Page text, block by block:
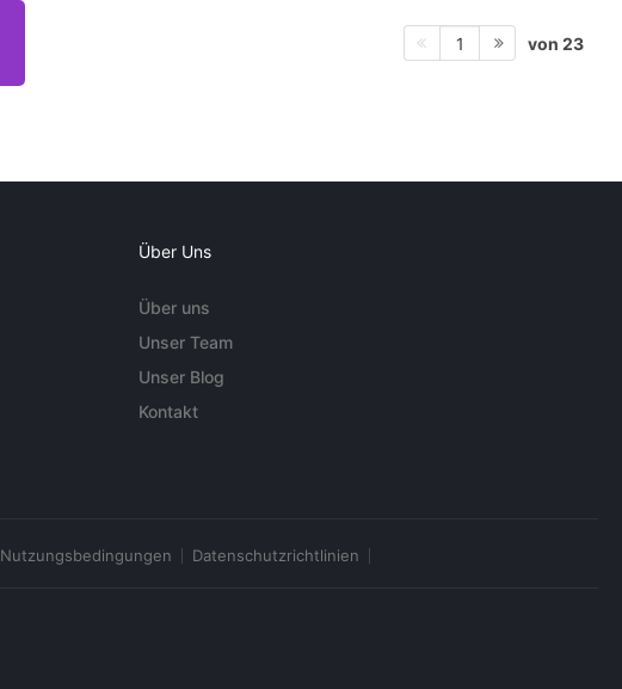
1 von 23
Über Uns
Über uns
Unser Team
Unser Blog
Kontakt
Nutzungsbedingungen Datenschutzrichtlinien